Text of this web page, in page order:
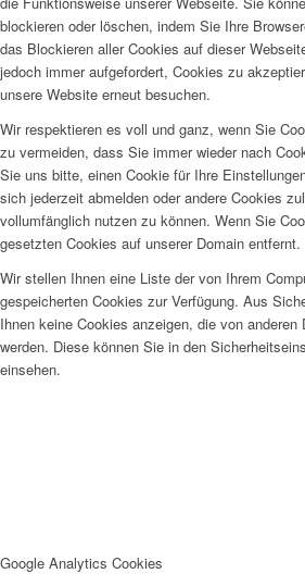
blockieren oder löschen, indem Sie Ihre
das Blockieren aller Cookies auf dieser
jedoch immer aufgefordert, Cookies zu
unsere Website erneut besuchen.
Wir respektieren es voll und ganz, wenn Sie
zu vermeiden, dass Sie immer wieder nach
Sie uns bitte, einen Cookie für Ihre
sich jederzeit abmelden oder andere Cookies
vollumfänglich nutzen zu können. Wenn Sie
gesetzten Cookies auf unserer Domain entfernt.
Wir stellen Ihnen eine Liste der von Ihrem
gespeicherten Cookies zur Verfügung. Aus
Ihnen keine Cookies anzeigen, die von anderen
werden. Diese können Sie in den
einsehen.
Google Analytics Cookies